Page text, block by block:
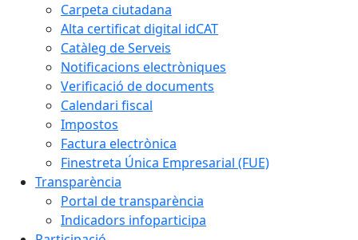
Carpeta ciutadana
Alta certificat digital idCAT
Catàleg de Serveis
Notificacions electròniques
Verificació de documents
Calendari fiscal
Impostos
Factura electrònica
Finestreta Única Empresarial (FUE)
Transparència
Portal de transparència
Indicadors infoparticipa